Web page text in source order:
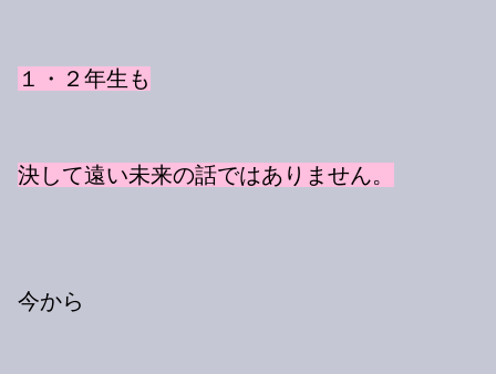
１・２年生も
決して遠い未来の話ではありません。
今から